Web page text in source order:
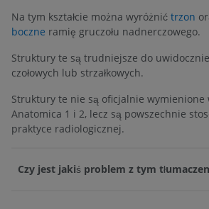
Na tym kształcie można wyróżnić trzon
boczne ramię gruczołu nadnerczowego.
Struktury te są trudniejsze do
czołowych lub strzałkowych.
Struktury te nie są oficjalnie wymienione
Anatomica 1 i 2, lecz są powszechnie
praktyce radiologicznej.
Czy jest jakiś problem z tym